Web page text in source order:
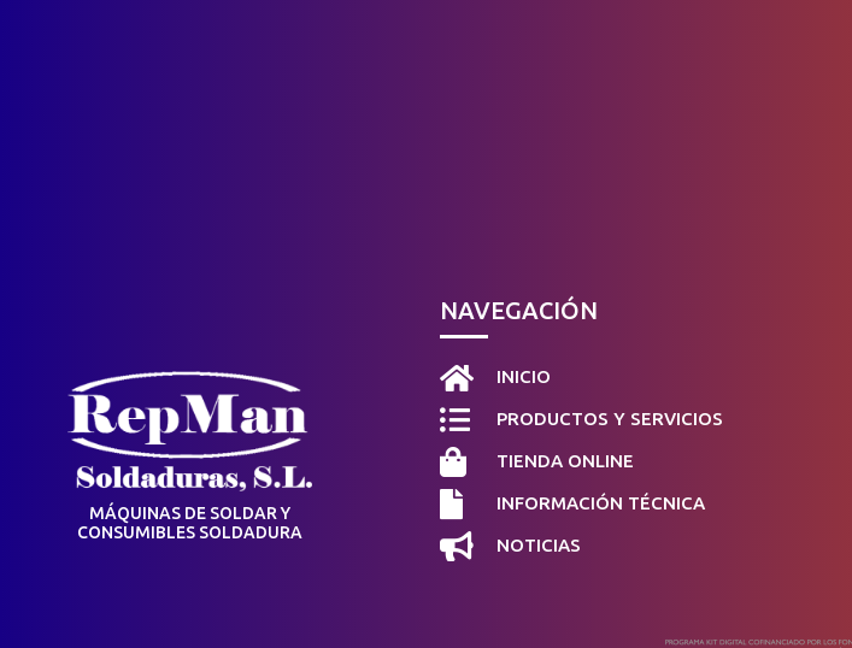
MÁQUINAS DE SOLDAR Y
CONSUMIBLES SOLDADURA
NAVEGACIÓN
 INICIO
 PRODUCTOS Y SERVICIOS
 TIENDA ONLINE
 INFORMACIÓN TÉCNICA
 NOTICIAS